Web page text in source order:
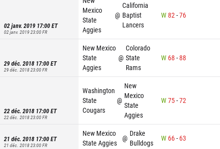
02 janv. 2019 17:00ET
02 janv. 2019 23:00FR
Mexico
State
Aggies
@
California
Baptist
Lancers
W82-76
29 déc. 2018 17:00ET
29 déc. 2018 23:00FR
New Mexico
State
Aggies
@
Colorado
State
Rams
W 68 -88
22 déc. 2018 17:00ET
22 déc. 2018 23:00FR
Washington
State
Cougars
@
New
Mexico
State
Aggies
W75-72
21 déc. 2018 17:00ET
21 déc. 2018 23:00FR
New Mexico
State Aggies
@
Drake
Bulldogs
W 66- 63